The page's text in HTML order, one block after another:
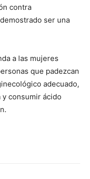
contra
ser una
a las mujeres
que padezcan
adecuado,
consumir ácido